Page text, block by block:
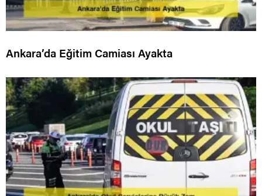
Ankara’da Eğitim Camiası Ayakta